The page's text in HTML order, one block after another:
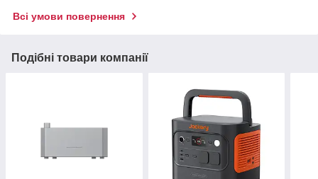
Всі умови повернення
Подібні товари компанії